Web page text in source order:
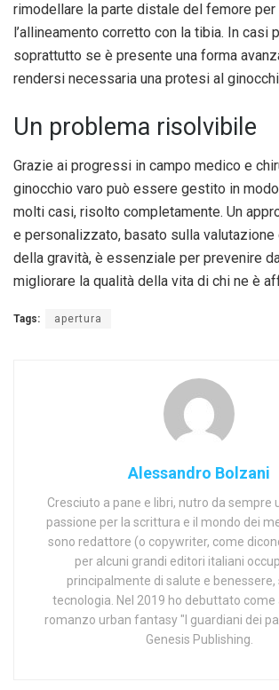
rimodellare la parte distale del femore per
l’allineamento corretto con la tibia. In casi
soprattutto se è presente una forma
rendersi necessaria una protesi al
Un problema risolvibile
Grazie ai progressi in campo medico e
ginocchio varo può essere gestito in
molti casi, risolto completamente. Un
e personalizzato, basato sulla valutazione
della gravità, è essenziale per prevenire
migliorare la qualità della vita di chi ne è
Tags: apertura
Alessandro Bolzani
Cresciuto a pane e libri, nutro da sempre
passione per la scrittura e il mondo dei
sono redattore (o copywriter, come
per alcuni grandi editori italiani
principalmente di salute e benessere,
tecnologia. Nel 2019 ho debuttato come
romanzo urban fantasy "I guardiani dei
Genesis Publishing.